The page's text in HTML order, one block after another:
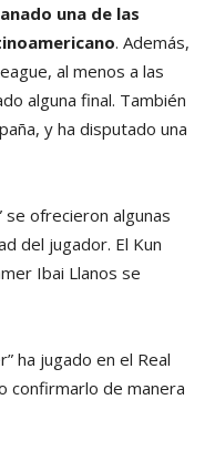
una de las
. Además,
al menos a las
alguna final. También
y ha disputado una
se ofrecieron algunas
del jugador. El Kun
Ibai Llanos se
ha jugado en el Real
confirmarlo de manera